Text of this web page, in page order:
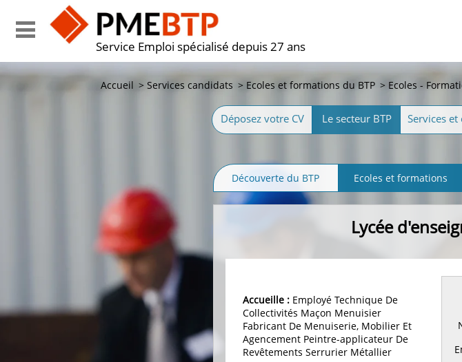
Service Emploi spécialisé depuis 27 ans
Accueil > Services candidats > Ecoles et formations du BTP > Ecoles -
Déposez votre CV Le secteur BTP Services et
Découverte du BTP Ecoles et formations
Lycée
Accueille : Employé Technique De
Collectivités Maçon Menuisier
Fabricant De Menuiserie, Mobilier Et
Agencement Peintre-applicateur De
Revêtements Serrurier Métallier